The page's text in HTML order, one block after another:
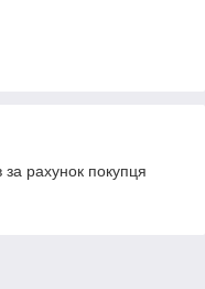
рахунок покупця